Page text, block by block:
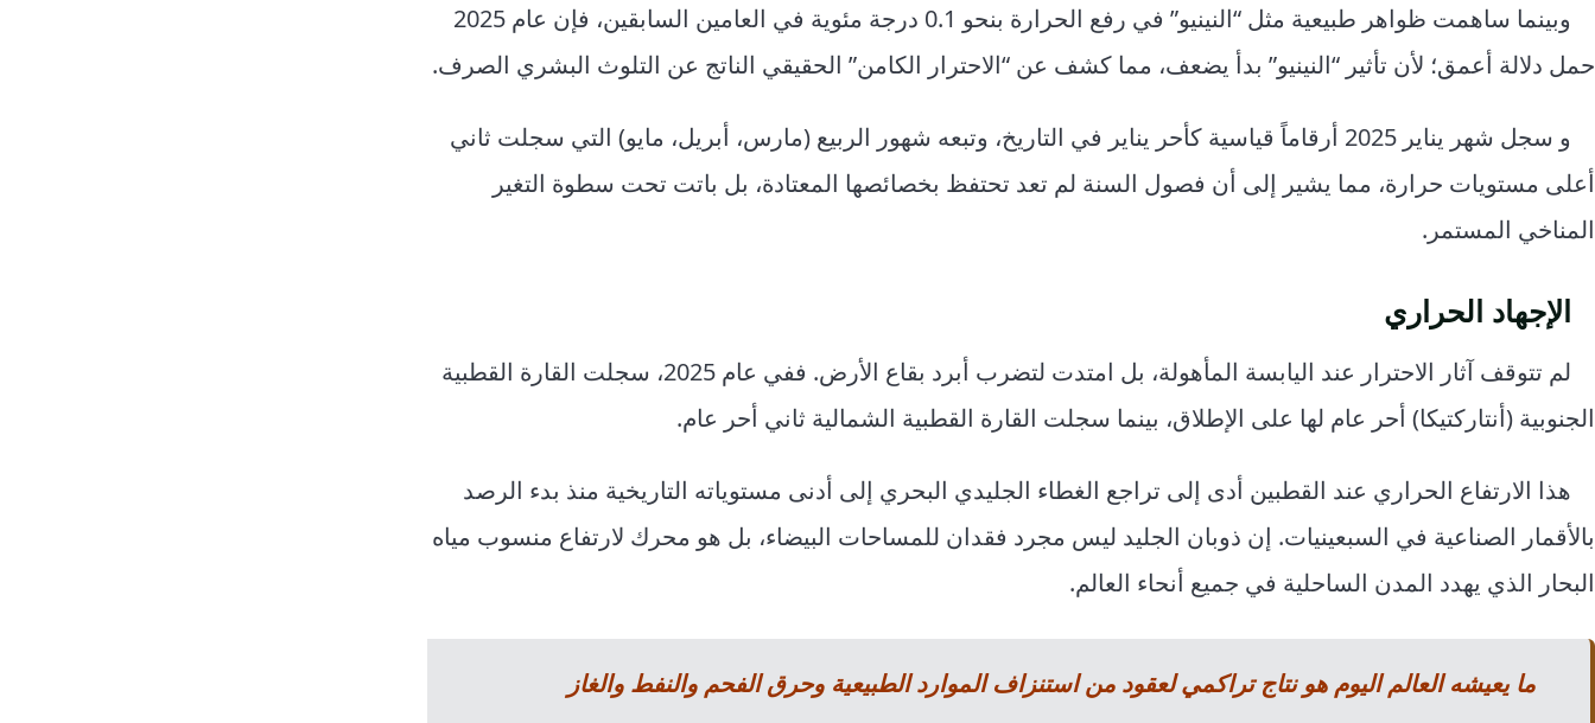
وبينما ساهمت ظواهر طبيعية مثل “النينيو” في رفع الحرارة بنحو 0.1 درجة مئوية في العامين السابقين، فإن عام 2025
حمل دلالة أعمق؛ لأن تأثير “النينيو” بدأ يضعف، مما كشف عن “الاحترار الكامن” الحقيقي الناتج عن التلوث البشري الصرف.
و سجل شهر يناير 2025 أرقاماً قياسية كأحر يناير في التاريخ، وتبعه شهور الربيع (مارس، أبريل، مايو) التي سجلت ثاني
أعلى مستويات حرارة، مما يشير إلى أن فصول السنة لم تعد تحتفظ بخصائصها المعتادة، بل باتت تحت سطوة التغير
المناخي المستمر.
الإجهاد الحراري
لم تتوقف آثار الاحترار عند اليابسة المأهولة، بل امتدت لتضرب أبرد بقاع الأرض. ففي عام 2025، سجلت القارة القطبية
الجنوبية (أنتاركتيكا) أحر عام لها على الإطلاق، بينما سجلت القارة القطبية الشمالية ثاني أحر عام.
هذا الارتفاع الحراري عند القطبين أدى إلى تراجع الغطاء الجليدي البحري إلى أدنى مستوياته التاريخية منذ بدء الرصد
بالأقمار الصناعية في السبعينيات. إن ذوبان الجليد ليس مجرد فقدان للمساحات البيضاء، بل هو محرك لارتفاع منسوب مياه
البحار الذي يهدد المدن الساحلية في جميع أنحاء العالم.
ما يعيشه العالم اليوم هو نتاج تراكمي لعقود من استنزاف الموارد الطبيعية وحرق الفحم والنفط والغاز